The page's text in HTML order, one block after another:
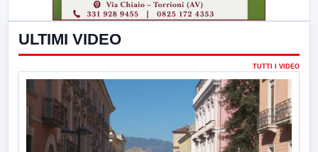
ULTIMI VIDEO
TUTTI I VIDEO